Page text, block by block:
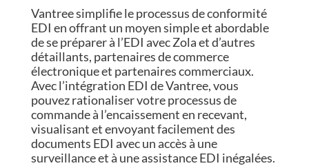
Vantree simplifie le processus de conformité
EDI en offrant un moyen simple et abordable
de se préparer à l’EDI avec Zola et d’autres
détaillants, partenaires de commerce
électronique et partenaires commerciaux.
Avec l’intégration EDI de Vantree, vous
pouvez rationaliser votre processus de
commande à l’encaissement en recevant,
visualisant et envoyant facilement des
documents EDI avec un accès à une
surveillance et à une assistance EDI inégalées.